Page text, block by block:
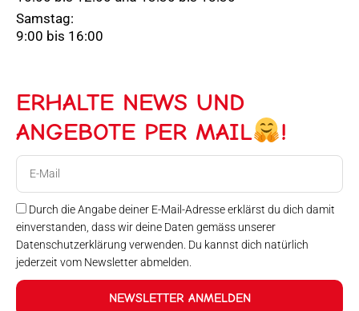
Samstag:
9:00 bis 16:00
ERHALTE NEWS UND
ANGEBOTE PER MAIL
!
Durch die Angabe deiner E-Mail-Adresse erklärst du dich damit
einverstanden, dass wir deine Daten gemäss unserer
Datenschutzerklärung verwenden. Du kannst dich natürlich
jederzeit vom Newsletter abmelden.
NEWSLETTER ANMELDEN